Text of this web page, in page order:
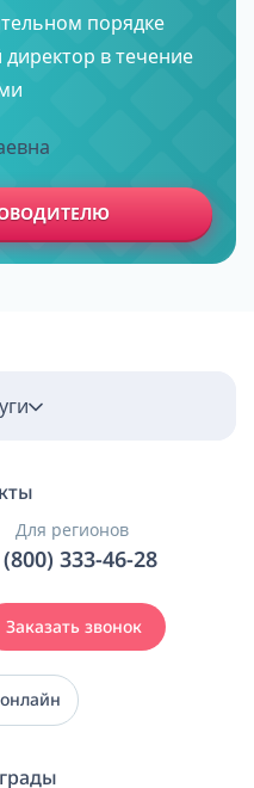
порядке
в течение
Для регионов
333-46-28
Заказать звонок